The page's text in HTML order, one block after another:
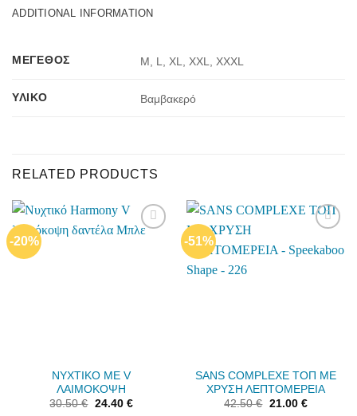
ADDITIONAL INFORMATION
ΜΈΓΕΘΟΣ M, L, XL, XXL, XXXL
ΥΛΙΚΌ Βαμβακερό
RELATED PRODUCTS
-20%
ΝΥΧΤΙΚΟ ΜΕ V
ΛΑΙΜΟΚΟΨΗ
30.50€ 24.40 €
-51%
wishlist
SANS COMPLEXE ΤΟΠ ΜΕ
ΧΡΥΣΗ ΛΕΠΤΟΜΕΡΕΙΑ
42.50€ 21.00 €